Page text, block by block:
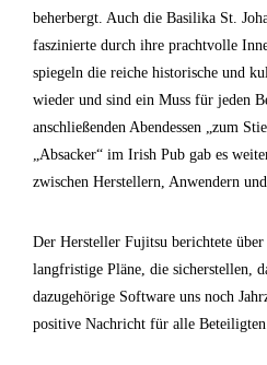
beherbergt. Auch die Basilika St.
faszinierte durch ihre prachtvolle
spiegeln die reiche historische und
wieder und sind ein Muss für jeden
anschließenden Abendessen „zum
„Absacker“ im Irish Pub gab es
zwischen Herstellern, Anwendern
Der Hersteller Fujitsu berichtete
langfristige Pläne, die sicherstellen,
dazugehörige Software uns noch
positive Nachricht für alle